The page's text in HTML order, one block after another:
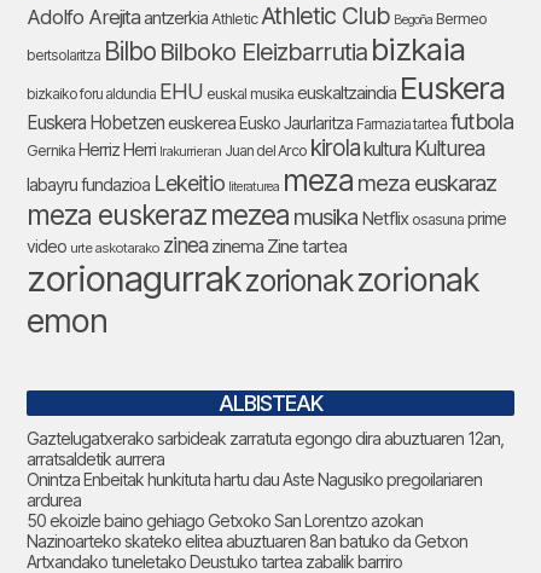
Adolfo Arejitaantzerkia Athletic Athletic Club Begoña Bermeo
bertsolaritza Bilbo Bilboko Eleizbarrutia bizkaia
bizkaiko foru aldundia EHU euskal musika euskaltzaindia Euskera
Euskera Hobetzeneuskerea Eusko Jaurlaritza Farmazia tartea futbola
Gernika Herriz Herri Irakurrieran Juan del Arco kirolakultura Kulturea
labayru fundazioa Lekeitio literaturea meza meza euskaraz
meza euskerazmezea musika Netflix osasuna prime
video urte askotarako zinea zinema Zine tartea
zorionagurrakzorionakzorionak
emon
ALBISTEAK
Gaztelugatxerako sarbideak zarratuta egongo dira abuztuaren 12an,
arratsaldetik aurrera
Onintza Enbeitak hunkituta hartu dau Aste Nagusiko pregoilariaren
ardurea
50 ekoizle baino gehiago Getxoko San Lorentzo azokan
Nazinoarteko skateko elitea abuztuaren 8an batuko da Getxon
Artxandako tuneletako Deustuko tartea zabalik barriro